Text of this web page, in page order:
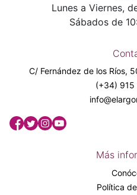
Lunes a Viernes,
Sábados de
C/ Fernández de los Ríos,
(+34) 915
Más
Política